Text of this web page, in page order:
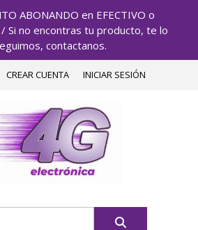
ABONANDO en EFECTIVO o
/ Si no encontras tu producto, te lo
contactanos.
CREAR CUENTA INICIAR SESIÓN